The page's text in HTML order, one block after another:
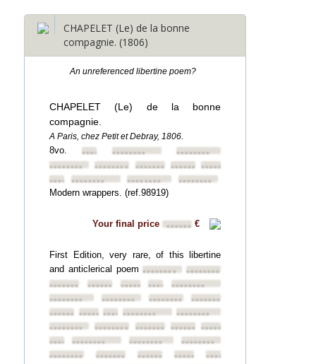
CHAPELET (Le) de la bonne
compagnie. (1806)
An unreferenced libertine poem?
CHAPELET (Le) de la bonne
compagnie.
A Paris, chez Petit et Debray, 1806.
8vo.••••••••••••••••
••••••••
••••••••
•••••••• •••••••• ••••••••••••••••
•••••••••••••••• ••••••••
••••••••
Modern wrappers. (ref.98919)
Your final price •••••• €
First Edition, very rare, of this libertine
and anticlerical poem••••••••
••••••••
••••••••
••••••••••••••••••••••••••••••••
••••••••
•••••••• ••••••••
••••••••
••••••••••••••••••••••••••••••••
••••••••
••••••••
•••••••• •••••••• ••••••••••••••••
•••••••••••••••• ••••••••
••••••••
••••••••
•••••••• •••••••• ••••••••••••••••